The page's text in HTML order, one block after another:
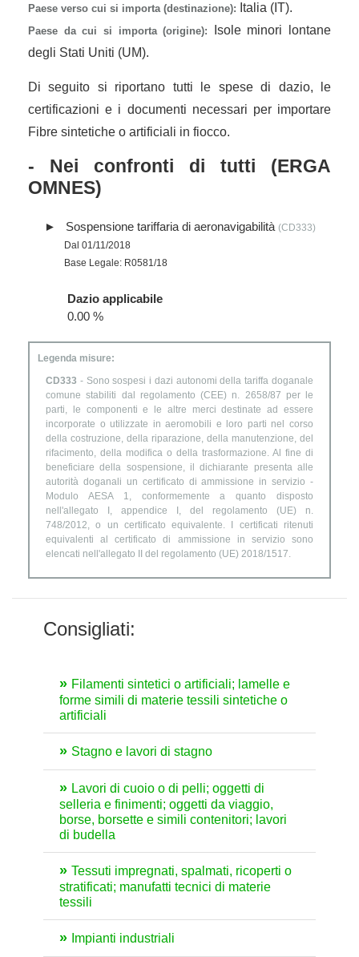
Paese verso cui si importa (destinazione): Italia (IT).
Paese da cui si importa (origine):
Isole minori lontane
degli Stati Uniti (UM).
Di seguito si riportano tutti le spese di dazio, le
certificazioni e i documenti necessari per importare
Fibre sintetiche o artificiali in fiocco.
- Nei confronti di tutti (ERGA
OMNES)
Sospensione tariffaria di aeronavigabilità (CD333)
Dal 01/11/2018
Base Legale: R0581/18
Dazio applicabile
0.00 %
Legenda misure:
CD333 - Sono sospesi i dazi autonomi della tariffa doganale
comune stabiliti dal regolamento (CEE) n. 2658/87 per le
parti, le componenti e le altre merci destinate ad essere
incorporate o utilizzate in aeromobili e loro parti nel corso
della costruzione, della riparazione, della manutenzione, del
rifacimento, della modifica o della trasformazione. Al fine di
beneficiare della sospensione, il dichiarante presenta alle
autorità doganali un certificato di ammissione in servizio -
Modulo AESA 1, conformemente a quanto disposto
nell'allegato I, appendice I, del regolamento (UE) n.
748/2012, o un certificato equivalente. I certificati ritenuti
equivalenti al certificato di ammissione in servizio sono
elencati nell'allegato II del regolamento (UE) 2018/1517.
Consigliati:
Filamenti sintetici o artificiali; lamelle e
forme simili di materie tessili sintetiche o
artificiali
Stagno e lavori di stagno
Lavori di cuoio o di pelli; oggetti di
selleria e finimenti; oggetti da viaggio,
borse, borsette e simili contenitori; lavori
di budella
Tessuti impregnati, spalmati, ricoperti o
stratificati; manufatti tecnici di materie
tessili
Impianti industriali